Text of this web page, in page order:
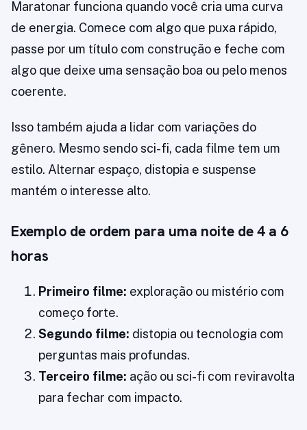
Maratonar funciona quando você cria uma curva
de energia. Comece com algo que puxa rápido,
passe por um título com construção e feche com
algo que deixe uma sensação boa ou pelo menos
coerente.
Isso também ajuda a lidar com variações do
gênero. Mesmo sendo sci-fi, cada filme tem um
estilo. Alternar espaço, distopia e suspense
mantém o interesse alto.
Exemplo de ordem para uma noite de 4 a 6
horas
Primeiro filme: exploração ou mistério com
começo forte.
Segundo filme: distopia ou tecnologia com
perguntas mais profundas.
Terceiro filme: ação ou sci-fi com reviravolta
para fechar com impacto.